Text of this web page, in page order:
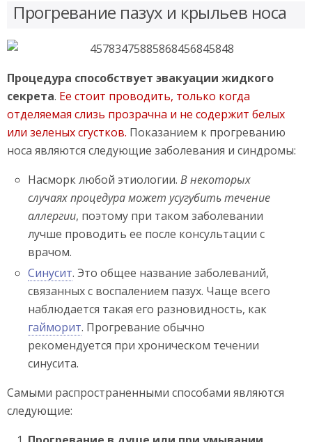
Прогревание пазух и крыльев носа
Процедура способствует эвакуации жидкого
секрета. Ее стоит проводить, только когда
отделяемая слизь прозрачна и не содержит белых
или зеленых сгустков. Показанием к прогреванию
носа являются следующие заболевания и синдромы:
Насморк любой этиологии.В некоторых
случаях процедура может усугубить течение
аллергии, поэтому при таком заболевании
лучше проводить ее после консультации с
врачом.
Синусит. Это общее название заболеваний,
связанных с воспалением пазух. Чаще всего
наблюдается такая его разновидность, как
гайморит. Прогревание обычно
рекомендуется при хроническом течении
синусита.
Самыми распространенными способами являются
следующие: